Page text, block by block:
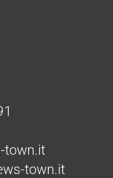
town.it
town.it